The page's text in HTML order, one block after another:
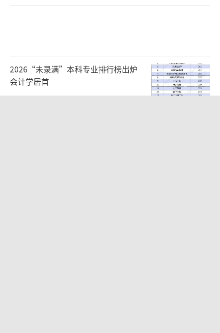
2026“未录满”本科专业排行榜出炉
会计学居首
2026-08-09 09:11:38